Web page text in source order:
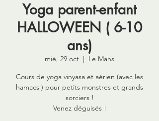
Yoga parent-enfant
HALLOWEEN ( 6-10
ans)
mié, 29 oct
  |
Le Mans
Cours de yoga vinyasa et aérien (avec les
hamacs ) pour petits monstres et grands
sorciers !
Venez déguisés !